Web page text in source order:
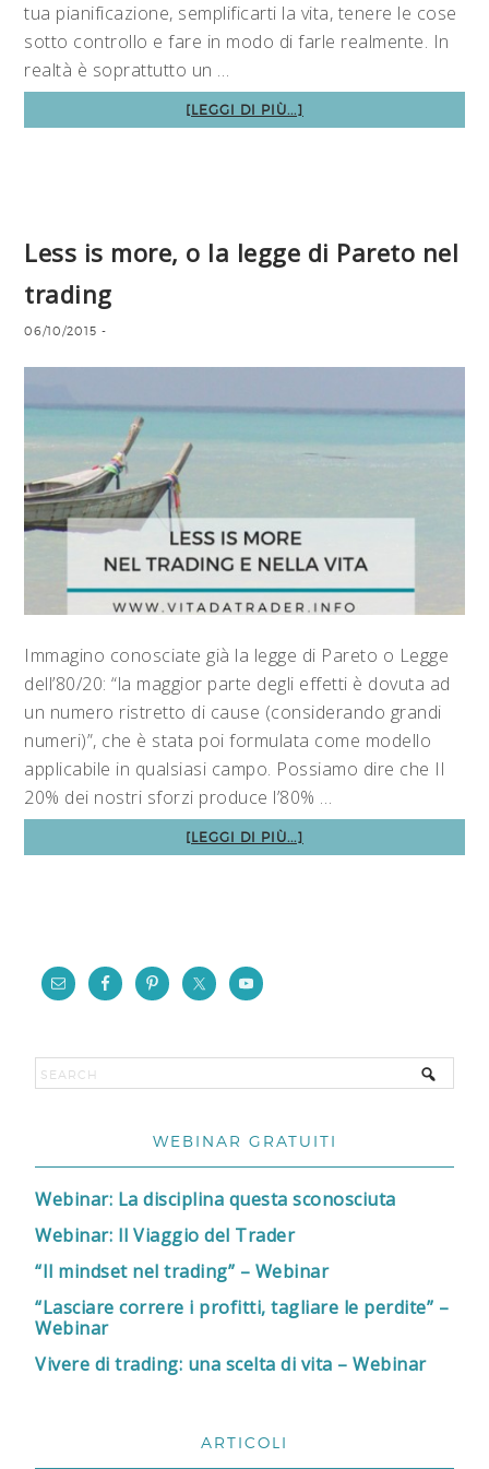
tua pianificazione, semplificarti la vita, tenere le cose
sotto controllo e fare in modo di farle realmente. In
realtà è soprattutto un …
[LEGGI DI PIÙ...]
Less is more, o la legge di Pareto nel
trading
06/10/2015 -
Immagino conosciate già la legge di Pareto o Legge
dell’80/20: “la maggior parte degli effetti è dovuta ad
un numero ristretto di cause (considerando grandi
numeri)”, che è stata poi formulata come modello
applicabile in qualsiasi campo. Possiamo dire che Il
20% dei nostri sforzi produce l’80% …
[LEGGI DI PIÙ...]
WEBINAR GRATUITI
Webinar: La disciplina questa sconosciuta
Webinar: Il Viaggio del Trader
“Il mindset nel trading” – Webinar
“Lasciare correre i profitti, tagliare le perdite” –
Webinar
Vivere di trading: una scelta di vita – Webinar
ARTICOLI